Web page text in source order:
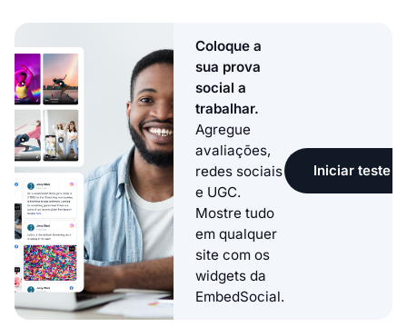
Coloque a
sua prova
social a
trabalhar.
Agregue
avaliações,
redes sociais
e UGC.
Mostre tudo
em qualquer
site com os
widgets da
EmbedSocial.
Iniciar teste